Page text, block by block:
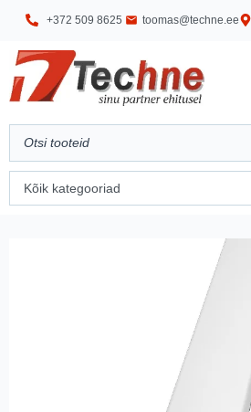
+372 509 8625 toomas@techne.ee